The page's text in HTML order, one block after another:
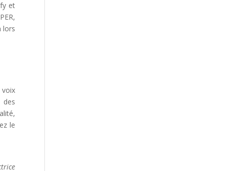
et
lors
voix
des
le